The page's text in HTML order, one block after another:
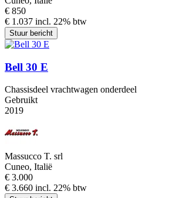
€ 850
€ 1.037 incl. 22% btw
Stuur bericht
Bell 30 E
Chassisdeel vrachtwagen onderdeel
Gebruikt
2019
Massucco T. srl
Cuneo, Italië
€ 3.000
€ 3.660 incl. 22% btw